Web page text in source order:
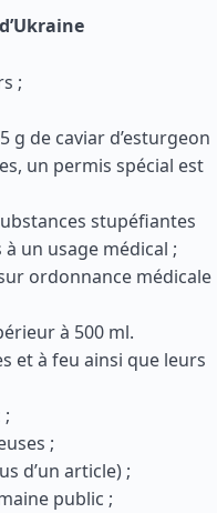
;
g de caviar d’esturgeon
un permis spécial est
stupéfiantes
un usage médical ;
ordonnance médicale
à 500 ml.
et à feu ainsi que leurs
;
d’un article) ;
public ;